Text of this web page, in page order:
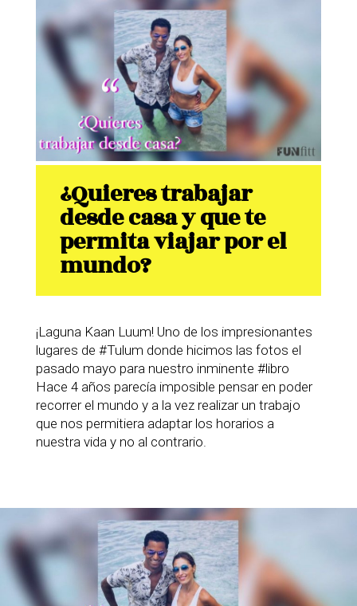
¿Quieres trabajar
desde casa y que te
permita viajar por el
mundo?
¡Laguna Kaan Luum! Uno de los impresionantes
lugares de #Tulum donde hicimos las fotos el
pasado mayo para nuestro inminente #libro
Hace 4 años parecía imposible pensar en poder
recorrer el mundo y a la vez realizar un trabajo
que nos permitiera adaptar los horarios a
nuestra vida y no al contrario.